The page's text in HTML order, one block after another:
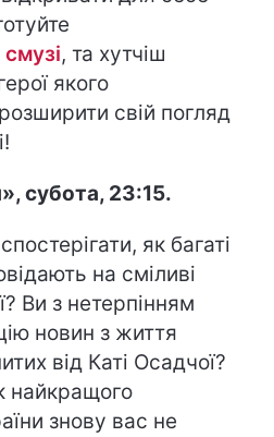
смузі, та хутчіш
якого
свій погляд
субота, 23:15.
як багаті
на сміливі
Ви з нетерпінням
новин з життя
від Каті Осадчої?
найкращого
знову вас не